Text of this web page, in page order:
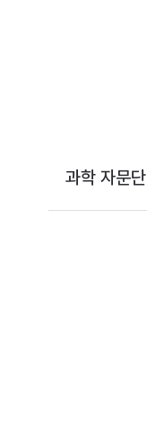
과학 자문단